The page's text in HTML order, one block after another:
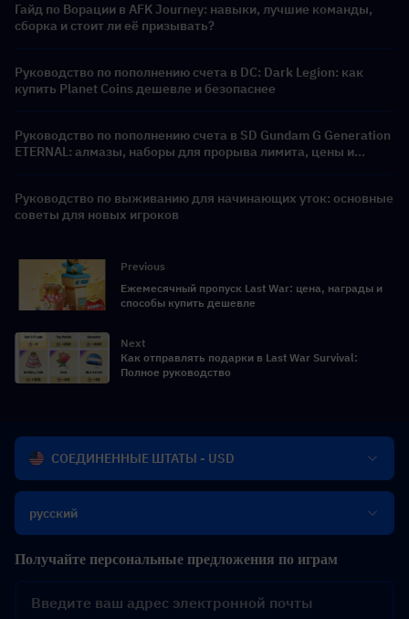
Гайд по Ворации в AFK Journey: навыки, лучшие команды,
сборка и стоит ли её призывать?
Руководство по пополнению счета в DC: Dark Legion: как
купить Planet Coins дешевле и безопаснее
Руководство по пополнению счета в SD Gundam G Generation
ETERNAL: алмазы, наборы для прорыва лимита, цены и
Руководство по выживанию для начинающих уток: основные
советы для новых игроков
Previous
Ежемесячный пропуск Last War: цена, награды и
способы купить дешевле
Next
Как отправлять подарки в Last War Survival:
Полное руководство
СОЕДИНЕННЫЕ ШТАТЫ - USD
русский
Получайте персональные предложения по играм